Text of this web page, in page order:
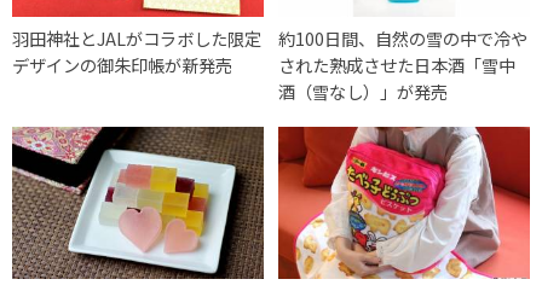
羽田神社とJALがコラボした限定
デザインの御朱印帳が新発売
約100日間、自然の雪の中で冷や
された熟成させた日本酒「雪中
酒（雪なし）」が発売